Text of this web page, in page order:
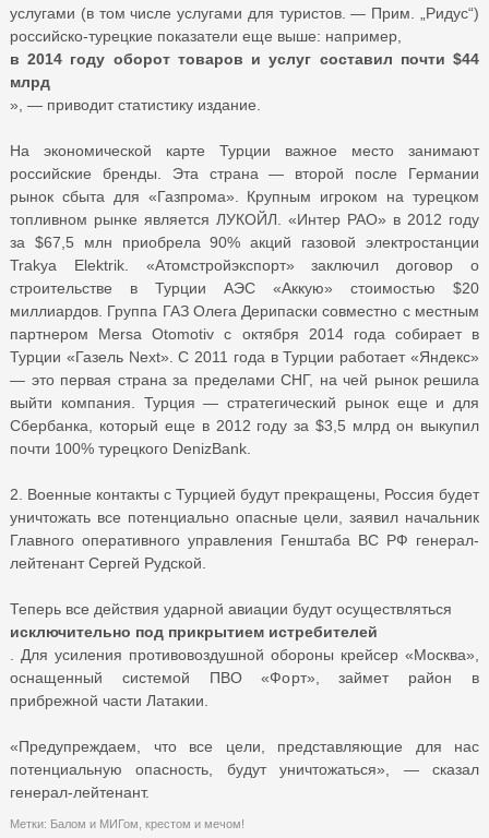
услугами (в том числе услугами для туристов. — Прим. „Ридус“)
российско-турецкие показатели еще выше: например,
в 2014 году оборот товаров и услуг составил почти $44
млрд
», — приводит статистику издание.
На экономической карте Турции важное место занимают
российские бренды. Эта страна — второй после Германии
рынок сбыта для «Газпрома». Крупным игроком на турецком
топливном рынке является ЛУКОЙЛ. «Интер РАО» в 2012 году
за $67,5 млн приобрела 90% акций газовой электростанции
Trakya Elektrik. «Атомстройэкспорт» заключил договор о
строительстве в Турции АЭС «Аккую» стоимостью $20
миллиардов. Группа ГАЗ Олега Дерипаски совместно с местным
партнером Mersa Otomotiv с октября 2014 года собирает в
Турции «Газель Next». С 2011 года в Турции работает «Яндекс»
— это первая страна за пределами СНГ, на чей рынок решила
выйти компания. Турция — стратегический рынок еще и для
Сбербанка, который еще в 2012 году за $3,5 млрд он выкупил
почти 100% турецкого DenizBank.
2. Военные контакты с Турцией будут прекращены, Россия будет
уничтожать все потенциально опасные цели, заявил начальник
Главного оперативного управления Генштаба ВС РФ генерал-
лейтенант Сергей Рудской.
Теперь все действия ударной авиации будут осуществляться
исключительно под прикрытием истребителей
. Для усиления противовоздушной обороны крейсер «Москва»,
оснащенный системой ПВО «Форт», займет район в
прибрежной части Латакии.
«Предупреждаем, что все цели, представляющие для нас
потенциальную опасность, будут уничтожаться», — сказал
генерал-лейтенант.
Метки: Балом и МИГом крестом и мечом!